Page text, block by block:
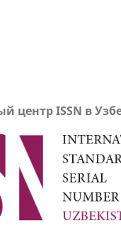
центр ISSN в